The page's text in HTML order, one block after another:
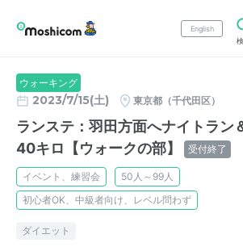
English
ウォーキング
2023/7/15(土) 東京都（千代田区）
ランステ：羽田方面へナイトラン
40キロ【ウォークの部】
受付終了
イベント、練習会
50人～99人
初心者OK、中級者向け、レベル問わず
ダイエット